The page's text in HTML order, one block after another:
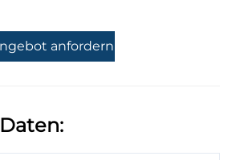
anfordern